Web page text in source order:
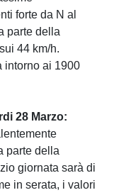
forte da N al
parte della
44 km/h.
intorno ai 1900
28 Marzo:
parte della
giornata sarà di
in serata, i valori